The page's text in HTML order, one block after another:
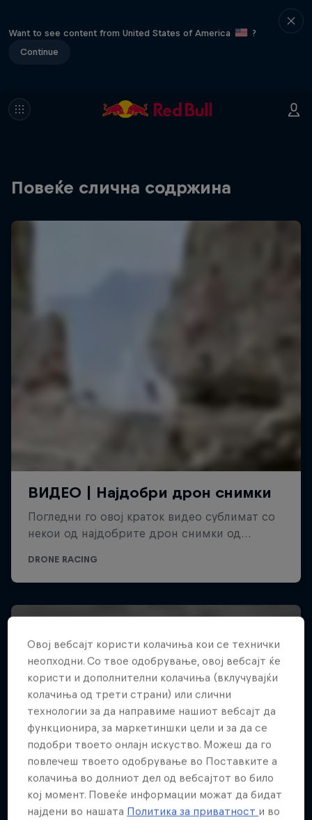
Want to see content from United States of America
?
Continue
Повеќе слична содржина
Овој вебсајт користи колачиња кои се технички
неопходни. Со твое одобрување, овој вебсајт ќе
користи и дополнителни колачиња (вклучувајќи
колачиња од трети страни) или слични
технологии за да направиме нашиот вебсајт да
функционира, за маркетиншки цели и за да се
подобри твоето онлајн искуство. Можеш да го
повлечеш твоето одобрување во Поставките а
колачиња во долниот дел од вебсајтот во било
кој момент. Повеќе информации можат да бидат
најдени во нашата Политика за приватност и во